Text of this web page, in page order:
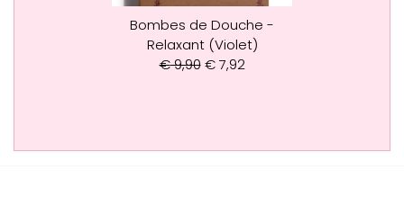
Bombes de Douche -
Relaxant (Violet)
€9,90 €7,92